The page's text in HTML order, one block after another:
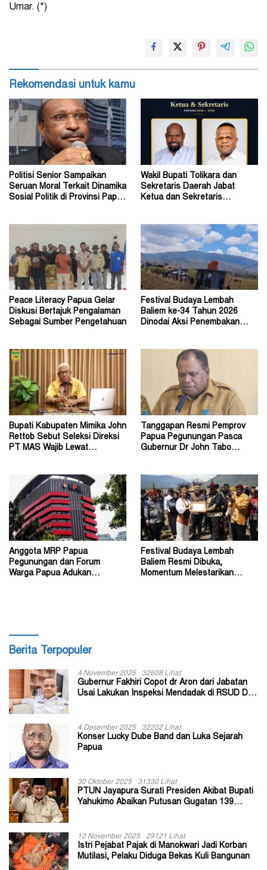
Umar. (*)
Rekomendasi untuk kamu
Politisi Senior Sampaikan
Seruan Moral Terkait Dinamika
Sosial Politik di Provinsi Papua
Wakil Bupati Tolikara dan
Sekretaris Daerah Jabat
Ketua dan Sekretaris
Peace Literacy Papua Gelar
Diskusi Bertajuk Pengalaman
Sebagai Sumber Pengetahuan
Festival Budaya Lembah
Baliem ke-34 Tahun 2026
Dinodai Aksi Penembakan
Bupati Kabupaten Mimika John
Rettob Sebut Seleksi Direksi
PT MAS Wajib Lewat
Tanggapan Resmi Pemprov
Papua Pegunungan Pasca
Gubernur Dr John Tabo
Anggota MRP Papua
Pegunungan dan Forum
Warga Papua Adukan
Festival Budaya Lembah
Baliem Resmi Dibuka,
Momentum Melestarikan
Berita Terpopuler
4 November 2025 32608 Lihat
Gubernur Fakhiri Copot dr Aron dari Jabatan
Usai Lakukan Inspeksi Mendadak di RSUD Dok
4 Desember 2025 32202 Lihat
Konser Lucky Dube Band dan Luka Sejarah
Papua
30 Oktober 2025 31330 Lihat
PTUN Jayapura Surati Presiden Akibat Bupati
Yahukimo Abaikan Putusan Gugatan 139
12 November 2025 29121 Lihat
Istri Pejabat Pajak di Manokwari Jadi Korban
Mutilasi, Pelaku Diduga Bekas Kuli Bangunan